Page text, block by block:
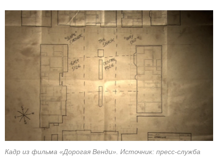
Кадр из фильма «Дорогая Венди». Источник: пресс-служба